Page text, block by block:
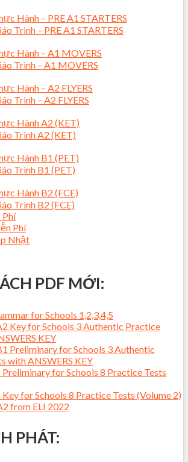
Hành – PRE A1 STARTERS
Trình – PRE A1 STARTERS
Hành – A1 MOVERS
Trình – A1 MOVERS
Hành – A2 FLYERS
Trình – A2 FLYERS
Hành A2 (KET)
Trình A2 (KET)
Hành B1 (PET)
Trình B1 (PET)
Hành B2 (FCE)
Trình B2 (FCE)
Phí
Phí
Nhật
PDF MỚI:
for Schools 1,2,3,4,5
Key for Schools 3 Authentic Practice
KEY
Preliminary for Schools 3 Authentic
with ANSWERS KEY
for Schools 8 Practice Tests
for Schools 8 Practice Tests (Volume 2)
from ELI 2022
PHÁT: